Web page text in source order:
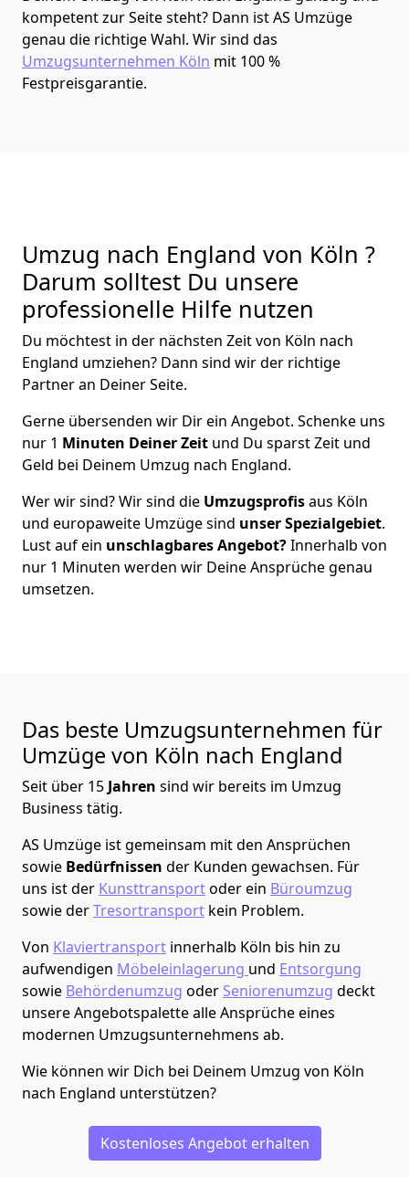
kompetent zur Seite steht? Dann istAS Umzüge
genau die richtige Wahl. Wir sind das
Umzugsunternehmen Köln mit 100 %
Festpreisgarantie.
Umzug nach England von Köln ?
Darum solltest Du unsere
professionelle Hilfe nutzen
Du möchtest in der nächsten Zeit von Köln nach
England umziehen? Dann sind wir der richtige
Partner an Deiner Seite.
Gerne übersenden wir Dir ein Angebot. Schenke uns
nur 1 Minuten Deiner Zeit und Du sparst Zeit und
Geld bei Deinem Umzug nach England.
Wer wir sind? Wir sind die Umzugsprofisaus Köln
und europaweite Umzüge sind unser Spezialgebiet.
Lust auf ein unschlagbares Angebot?Innerhalb von
nur 1 Minuten werden wir Deine Ansprüche genau
umsetzen.
Das beste Umzugsunternehmen für
Umzüge von Köln nach England
Seit über 15 Jahren sind wir bereits im Umzug
Business tätig.
AS Umzüge ist gemeinsam mit den Ansprüchen
sowie Bedürfnissen der Kunden gewachsen. Für
uns ist der Kunsttransportoder ein Büroumzug
sowie derTresortransport kein Problem.
Von Klaviertransport innerhalb Köln bis hin zu
aufwendigen Möbeleinlagerung und Entsorgung
sowie Behördenumzug oder Seniorenumzug deckt
unsere Angebotspalette alle Ansprüche eines
modernen Umzugsunternehmens ab.
Wie können wir Dich bei Deinem Umzug von Köln
nach England unterstützen?
Kostenloses Angebot erhalten